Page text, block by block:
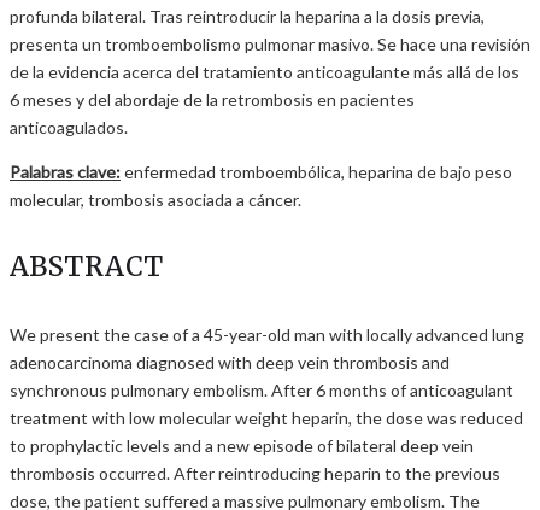
profunda bilateral. Tras reintroducir la heparina a la dosis previa,
presenta un tromboembolismo pulmonar masivo. Se hace una revisión
de la evidencia acerca del tratamiento anticoagulante más allá de los
6 meses y del abordaje de la retrombosis en pacientes
anticoagulados.
Palabras clave:enfermedad tromboembólica, heparina de bajo peso
molecular, trombosis asociada a cáncer.
ABSTRACT
We present the case of a 45-year-old man with locally advanced lung
adenocarcinoma diagnosed with deep vein thrombosis and
synchronous pulmonary embolism. After 6 months of anticoagulant
treatment with low molecular weight heparin, the dose was reduced
to prophylactic levels and a new episode of bilateral deep vein
thrombosis occurred. After reintroducing heparin to the previous
dose, the patient suffered a massive pulmonary embolism. The